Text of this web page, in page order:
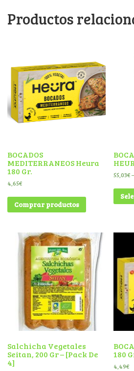
Productos
BOCADOS
MEDITERRANEOS Heura
180 Gr.
4,65€
Comprar productos
55,03€–
Salchicha Vegetales
Seitan, 200 Gr – [Pack De
4]
180
4,49€